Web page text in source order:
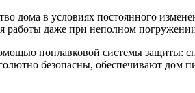
дома в условиях постоянного
работы даже при неполном
поплавковой системы защиты:
безопасны, обеспечивают дом